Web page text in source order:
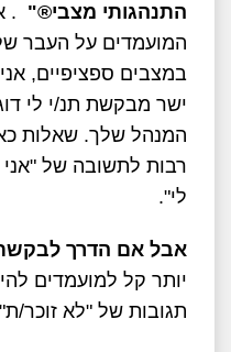
התנהגותי מצבי®"
.
המועמדים על העבר
במצבים ספציפיים,
ישר מבקשת תנ/י לי
המנהל שלך. שאלות
רבות לתשובה של "אני
לי".
אבל אם הדרך
יותר קל למועמדים
תגובות של "לא זוכר/